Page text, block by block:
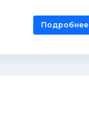
Подробнее